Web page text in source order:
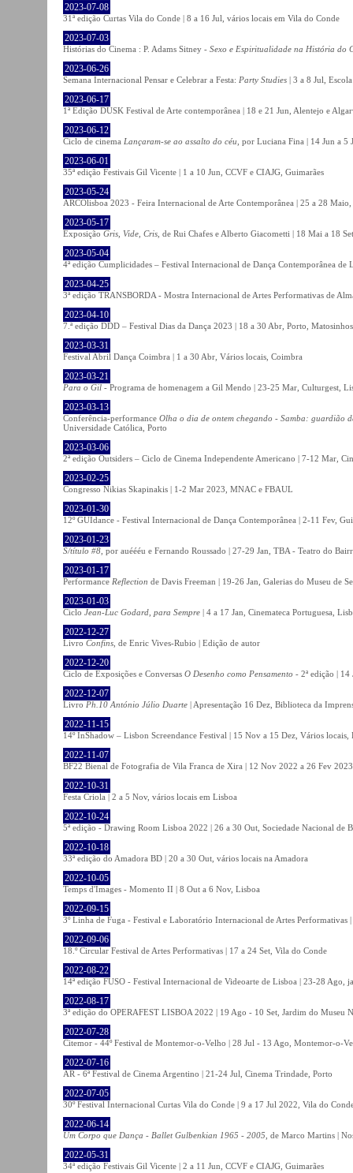
2023-07-08
31ª edição Curtas Vila do Conde | 8 a 16 Jul, vários locais em Vila do Conde
2023-07-03
Histórias do Cinema : P. Adams Sitney - Sexo e Espiritualidade na História do
2023-06-26
Semana Internacional Pensar e Celebrar a Festa: Party Studies | 3 a 8 Jul,
2023-06-17
1ª Edição DUSK Festival de Arte contemporânea | 18 e 21 Jun, Alentejo e
2023-06-12
Ciclo de cinema Lançaram-se ao assalto do céu , por Luciana Fina | 14 Jun a 5
2023-06-01
35ª edição Festivais Gil Vicente | 1 a 10 Jun, CCVF e CIAJG, Guimarães
2023-05-24
ARCOlisboa 2023 - Feira Internacional de Arte Contemporânea | 25 a 28
2023-05-17
Exposição Gris, Vide, Cris , de Rui Chafes e Alberto Giacometti | 18 Mai a 18
2023-05-04
4ª edição Cumplicidades – Festival Internacional de Dança Contemporânea
2023-04-25
3ª edição TRANSBORDA - Mostra Internacional de Artes Performativas de
2023-04-10
7.ª edição DDD – Festival Dias da Dança 2023 | 18 a 30 Abr, Porto,
2023-03-31
Festival Abril Dança Coimbra | 1 a 30 Abr, Vários locais, Coimbra
2023-03-21
Para o Gil - Programa de homenagem a Gil Mendo | 23-25 Mar, Culturgest,
2023-03-13
Conferência-performance Olha o dia de ontem chegando - Samba: guardião
Universidade Católica, Porto
2023-03-06
2ª edição Outsiders – Ciclo de Cinema Independente Americano | 7-12 Mar,
2023-02-25
Congresso Nikias Skapinakis | 1-2 Mar 2023, MNAC e FBAUL
2023-01-30
12º GUIdance - Festival Internacional de Dança Contemporânea | 2-11 Fev,
2023-01-23
S/título #8 , por auéééu e Fernando Roussado | 27-29 Jan, TBA - Teatro do
2023-01-17
Performance Reflection de Davis Freeman | 19-26 Jan, Galerias do Museu de
2023-01-03
Ciclo Jean-Luc Godard, para Sempre | 4 a 17 Jan, Cinemateca Portuguesa,
2022-12-27
Livro Confins , de Enric Vives-Rubio | Edição de autor
2022-12-20
Ciclo de Exposições e Conversas O Desenho como Pensamento - 2ª edição |
2022-12-07
Livro Ph.10 António Júlio Duarte | Apresentação 16 Dez, Biblioteca da
2022-11-15
14º InShadow – Lisbon Screendance Festival | 15 Nov a 15 Dez, Vários locais,
2022-11-07
BF22 Bienal de Fotografia de Vila Franca de Xira | 12 Nov 2022 a 26 Fev
2022-10-31
Festa Criola | 2 a 5 Nov, vários locais em Lisboa
2022-10-24
5ª edição - Drawing Room Lisboa 2022 | 26 a 30 Out, Sociedade Nacional de
2022-10-18
33ª edição do Amadora BD | 20 a 30 Out, vários locais na Amadora
2022-10-05
Temps d'Images - Momento II | 8 Out a 6 Nov, Lisboa
2022-09-15
3º Linha de Fuga - Festival e Laboratório Internacional de Artes Performativas
2022-09-06
18.º Circular Festival de Artes Performativas | 17 a 24 Set, Vila do Conde
2022-08-22
14ª edição FUSO - Festival Internacional de Videoarte de Lisboa | 23-28 Ago,
2022-08-17
3ª edição do OPERAFEST LISBOA 2022 | 19 Ago - 10 Set, Jardim do Museu
2022-07-28
Citemor - 44º Festival de Montemor-o-Velho | 28 Jul - 13 Ago, Montemor-o-
2022-07-16
AR - 6ª Festival de Cinema Argentino | 21-24 Jul, Cinema Trindade, Porto
2022-07-05
30º Festival Internacional Curtas Vila do Conde | 9 a 17 Jul 2022, Vila do
2022-06-14
Um Corpo que Dança - Ballet Gulbenkian 1965 - 2005 , de Marco Martins |
2022-05-31
34ª edição Festivais Gil Vicente | 2 a 11 Jun, CCVF e CIAJG, Guimarães